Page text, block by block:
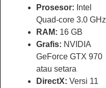
Prosesor: Intel
Quad-core 3.0 GHz
RAM: 16 GB
Grafis: NVIDIA
GeForce GTX 970
atau setara
DirectX: Versi 11